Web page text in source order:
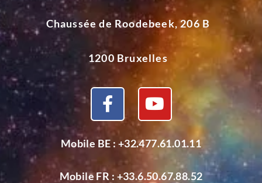
Chaussée de Roodebeek, 206 B
1200 Bruxelles
Mobile BE : +32.477.61.01.11
Mobile FR : +33.6.50.67.88.52